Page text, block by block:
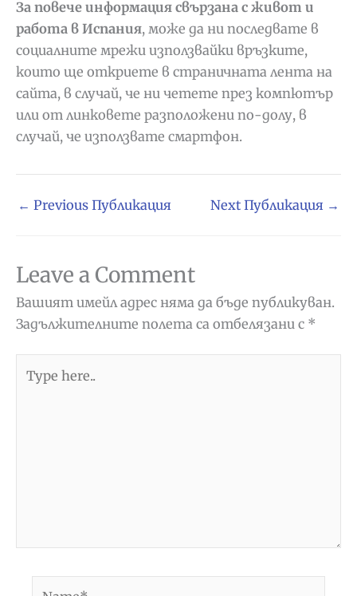
За повече информация свързана с живот и
работа в Испания, може да ни последвате в
социалните мрежи използвайки връзките,
които ще откриете в страничната лента на
сайта, в случай, че ни четете през компютър
или от линковете разположени по-долу, в
случай, че използвате смартфон.
← Previous Публикация Next Публикация →
Leave a Comment
Вашият имейл адрес няма да бъде публикуван.
Задължителните полета са отбелязани с *
here..